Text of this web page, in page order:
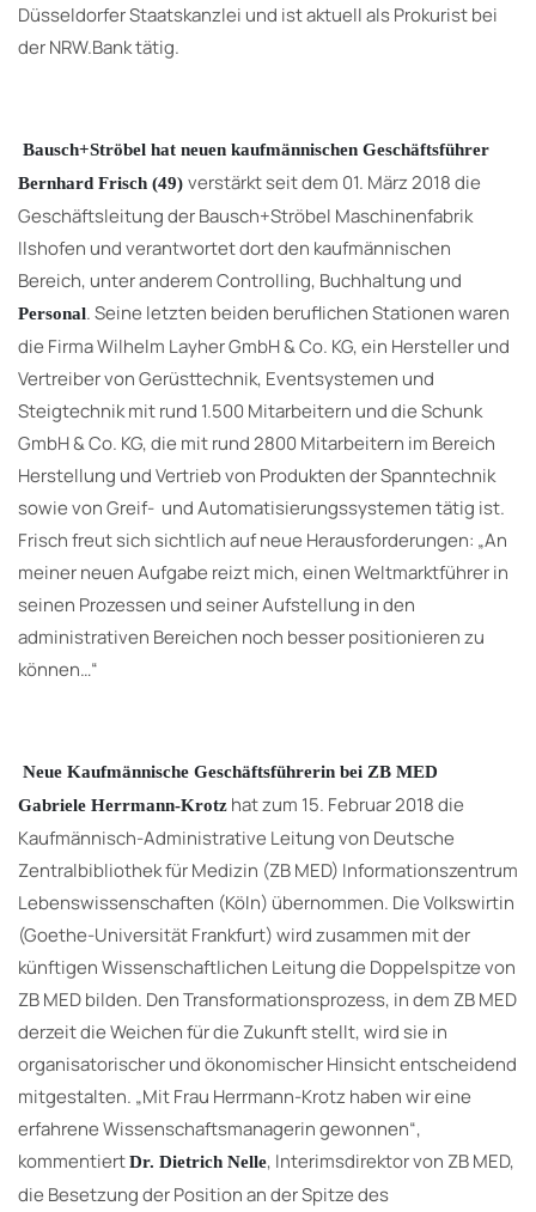
Düsseldorfer Staatskanzlei und ist aktuell als Prokurist bei
der NRW.Bank tätig.
Bausch+Ströbel hat neuen kaufmännischen Geschäftsführer
Bernhard Frisch (49) verstärkt seit dem 01. März 2018 die
Geschäftsleitung der Bausch+Ströbel Maschinenfabrik
Ilshofen und verantwortet dort den kaufmännischen
Bereich, unter anderem Controlling, Buchhaltung und
Personal. Seine letzten beiden beruflichen Stationen waren
die Firma Wilhelm Layher GmbH & Co. KG, ein Hersteller und
Vertreiber von Gerüsttechnik, Eventsystemen und
Steigtechnik mit rund 1.500 Mitarbeitern und die Schunk
GmbH & Co. KG, die mit rund 2800 Mitarbeitern im Bereich
Herstellung und Vertrieb von Produkten der Spanntechnik
sowie von Greif- und Automatisierungssystemen tätig ist.
Frisch freut sich sichtlich auf neue Herausforderungen: „An
meiner neuen Aufgabe reizt mich, einen Weltmarktführer in
seinen Prozessen und seiner Aufstellung in den
administrativen Bereichen noch besser positionieren zu
können…“
Neue Kaufmännische Geschäftsführerin bei ZB MED
Gabriele Herrmann-Krotz hat zum 15. Februar 2018 die
Kaufmännisch-Administrative Leitung von Deutsche
Zentralbibliothek für Medizin (ZB MED) Informationszentrum
Lebenswissenschaften (Köln) übernommen. Die Volkswirtin
(Goethe-Universität Frankfurt) wird zusammen mit der
künftigen Wissenschaftlichen Leitung die Doppelspitze von
ZB MED bilden. Den Transformationsprozess, in dem ZB MED
derzeit die Weichen für die Zukunft stellt, wird sie in
organisatorischer und ökonomischer Hinsicht entscheidend
mitgestalten. „Mit Frau Herrmann-Krotz haben wir eine
erfahrene Wissenschaftsmanagerin gewonnen“,
kommentiertDr. Dietrich Nelle, Interimsdirektor von ZB MED,
die Besetzung der Position an der Spitze des